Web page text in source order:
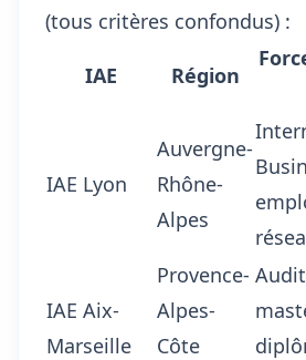
(tous critères confondus) :
IAE Région
IAE Lyon
Auvergne-
Rhône-
Alpes
IAE Aix-
Marseille
Provence-
Alpes-
Côte